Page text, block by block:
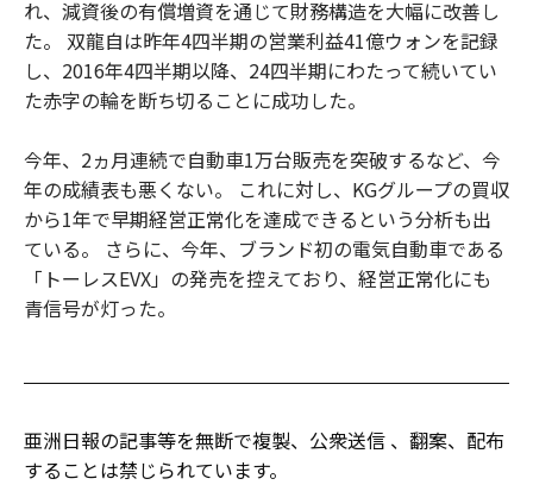
れ、減資後の有償増資を通じて財務構造を大幅に改善し
た。 双龍自は昨年4四半期の営業利益41億ウォンを記録
し、2016年4四半期以降、24四半期にわたって続いてい
た赤字の輪を断ち切ることに成功した。
今年、2ヵ月連続で自動車1万台販売を突破するなど、今
年の成績表も悪くない。 これに対し、KGグループの買収
から1年で早期経営正常化を達成できるという分析も出
ている。 さらに、今年、ブランド初の電気自動車である
「トーレスEVX」の発売を控えており、経営正常化にも
青信号が灯った。
亜洲日報の記事等を無断で複製、公衆送信 、翻案、配布
することは禁じられています。